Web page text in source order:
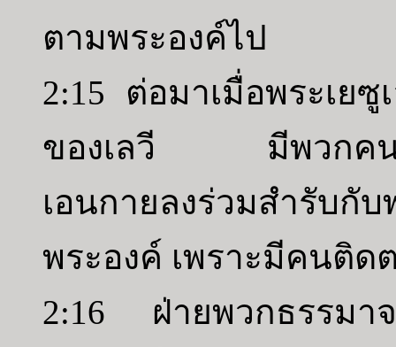
ตามพระองค์ไป
2:15 ต่อมาเมื่อพระเยซู
ของเลวี มีพวกคนเ
เอนกายลงร่วมสำรับกั
พระองค์ เพราะมีคนติด
2:16 ฝ่ายพวกธรรมา